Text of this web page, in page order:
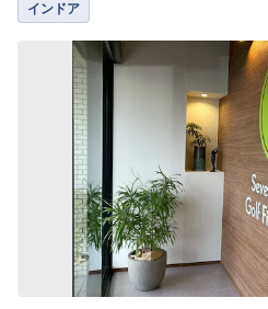
インドア